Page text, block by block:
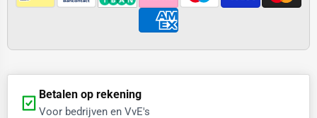
Betalen op rekening
Voor bedrijven en VvE's